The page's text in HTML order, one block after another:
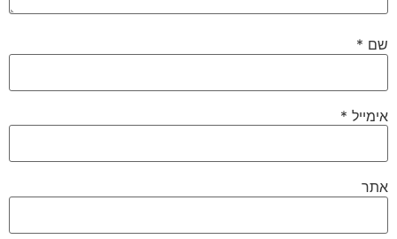
שם *
אימייל *
אתר